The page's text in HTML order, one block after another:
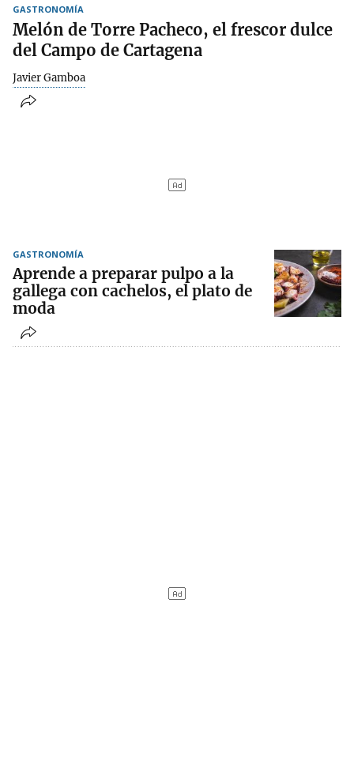
GASTRONOMÍA
Melón de Torre Pacheco, el frescor dulce
del Campo de Cartagena
Javier Gamboa
GASTRONOMÍA
Aprende a preparar pulpo a la
gallega con cachelos, el plato de
moda